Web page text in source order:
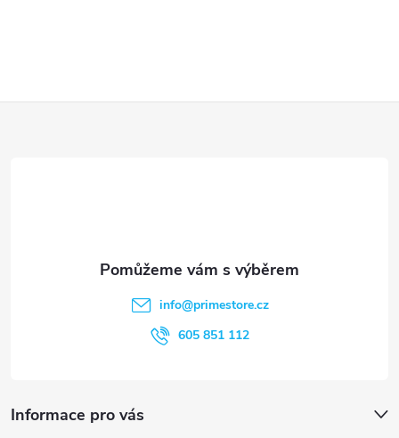
k
Informace pro vás
info@primestore.cz
605 851 112